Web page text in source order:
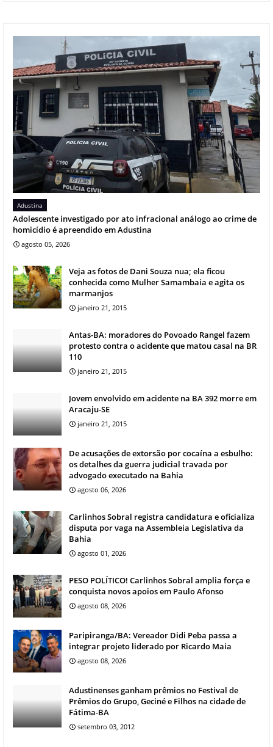
Adustina
Adolescente investigado por ato infracional análogo ao crime de
homicídio é apreendido em Adustina
agosto 05, 2026
Veja as fotos de Dani Souza nua; ela ficou
conhecida como Mulher Samambaia e agita os
marmanjos
janeiro 21, 2015
Antas-BA: moradores do Povoado Rangel fazem
protesto contra o acidente que matou casal na BR
110
janeiro 21, 2015
Jovem envolvido em acidente na BA 392 morre em
Aracaju-SE
janeiro 21, 2015
De acusações de extorsão por cocaína a esbulho:
os detalhes da guerra judicial travada por
advogado executado na Bahia
agosto 06, 2026
Carlinhos Sobral registra candidatura e oficializa
disputa por vaga na Assembleia Legislativa da
Bahia
agosto 01, 2026
PESO POLÍTICO! Carlinhos Sobral amplia força e
conquista novos apoios em Paulo Afonso
agosto 08, 2026
Paripiranga/BA: Vereador Didi Peba passa a
integrar projeto liderado por Ricardo Maia
agosto 08, 2026
Adustinenses ganham prêmios no Festival de
Prêmios do Grupo, Geciné e Filhos na cidade de
Fátima-BA
setembro 03, 2012